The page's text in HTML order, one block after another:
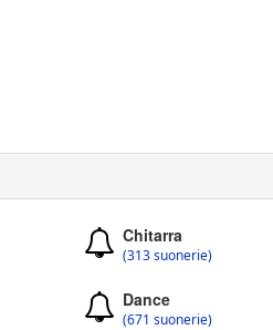
Chitarra
(313 suonerie)
Dance
(671 suonerie)